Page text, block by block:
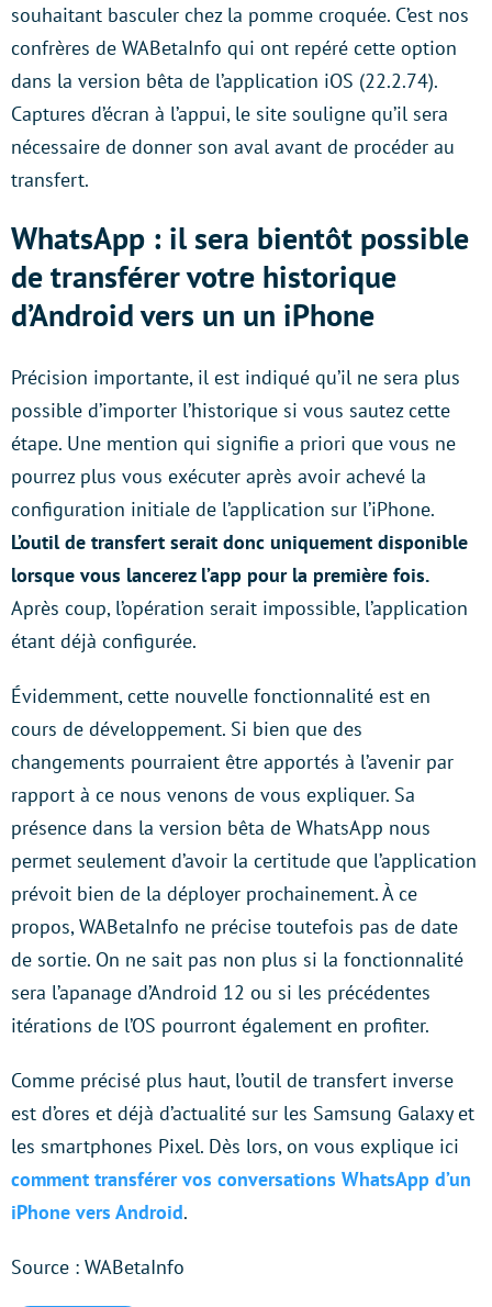
souhaitant basculer chez la pomme croquée. C’est nos
confrères de WABetaInfo qui ont repéré cette option
dans la version bêta de l’application iOS (22.2.74).
Captures d’écran à l’appui, le site souligne qu’il sera
nécessaire de donner son aval avant de procéder au
transfert.
WhatsApp : il sera bientôt possible
de transférer votre historique
d’Android vers un un iPhone
Précision importante, il est indiqué qu’il ne sera plus
possible d’importer l’historique si vous sautez cette
étape. Une mention qui signifie a priori que vous ne
pourrez plus vous exécuter après avoir achevé la
configuration initiale de l’application sur l’iPhone.
L’outil de transfert serait donc uniquement disponible
lorsque vous lancerez l’app pour la première fois.
Après coup, l’opération serait impossible, l’application
étant déjà configurée.
Évidemment, cette nouvelle fonctionnalité est en
cours de développement. Si bien que des
changements pourraient être apportés à l’avenir par
rapport à ce nous venons de vous expliquer. Sa
présence dans la version bêta de WhatsApp nous
permet seulement d’avoir la certitude que l’application
prévoit bien de la déployer prochainement. À ce
propos, WABetaInfo ne précise toutefois pas de date
de sortie. On ne sait pas non plus si la fonctionnalité
sera l’apanage d’Android 12 ou si les précédentes
itérations de l’OS pourront également en profiter.
Comme précisé plus haut, l’outil de transfert inverse
est d’ores et déjà d’actualité sur les Samsung Galaxy et
les smartphones Pixel. Dès lors, on vous explique ici
comment transférer vos conversations WhatsApp d’un
iPhone vers Android.
Source : WABetaInfo